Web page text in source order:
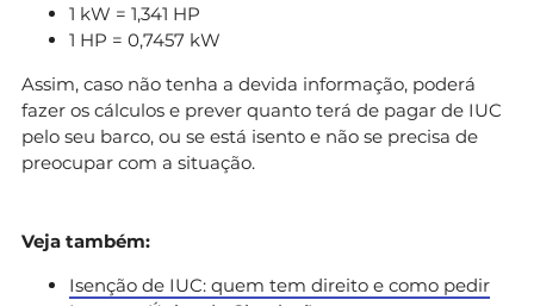
1 kW = 1,341 HP
1 HP = 0,7457 kW
Assim, caso não tenha a devida informação, poderá
fazer os cálculos e prever quanto terá de pagar de IUC
pelo seu barco, ou se está isento e não se precisa de
preocupar com a situação.
Veja também:
Isenção de IUC: quem tem direito e como pedir